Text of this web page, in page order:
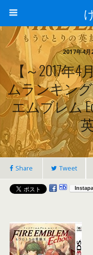
2017年4
【～2017年4
ムランキン
エムブレム
Share Tweet